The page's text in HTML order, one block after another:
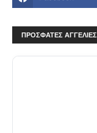
ΠΡΟΣΦΑΤΕΣ ΑΓΓΕΛΙΕΣ